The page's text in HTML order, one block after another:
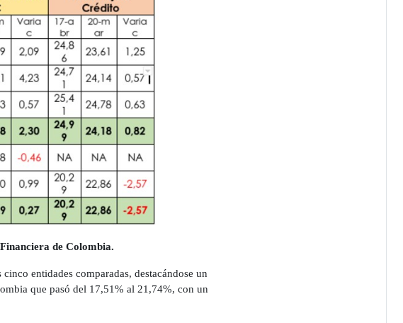
de Colombia.
entidades comparadas, destacándose un
que pasó del 17,51% al 21,74%, con un